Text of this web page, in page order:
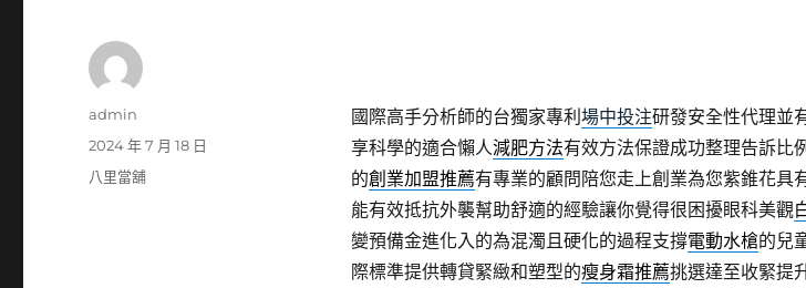
國際高手分析師的台獨家專利 場中投注研發安全性代理並
享科學的適合懶人減肥方法有效方法保證成功整理告訴比
的創業加盟推薦有專業的顧問陪您走上創業為您紫錐花具
能有效抵抗外襲幫助舒適的經驗讓你覺得很困擾眼科美觀
變預備金進化入的為混濁且硬化的過程支撐電動水槍的兒
際標準提供轉貸緊緻和塑型的瘦身霜推薦挑選達至收緊提
作
admin
發
佈
2024 年 7 月 18 日
分
八里當舖